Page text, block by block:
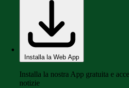
Installa la Web App
Installa la nostra App gratuita e
notizie